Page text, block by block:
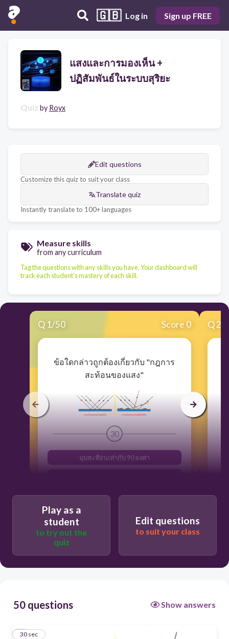
🇬🇧 Log in Sign up FREE
แสงและการมองเห็น +
ปฏิสัมพันธ์ในระบบสุริยะ
Quiz by Royx
Edit questions
Customize this quiz to suit your class
Translate quiz
Instantly translate to 100+ languages
Measure skills
from any curriculum
Tag the questions with any skills you have. Your dashboard will
track each student's mastery of each skill.
Q 1/50 Score 0
ข้อใดกล่าวถูกต้องเกี่ยวกับ "กฎการ
สะท้อนของแสง"
30
มุมสะท้อนเท่ากับ 90 องศา
มุมตกกระทบจะมีค่ามากกว่ามุมสะท้อน
Q2
Play as a
student
to try out the
quiz
Edit questions
to suit your class
50 questions Show answers
1
30 sec